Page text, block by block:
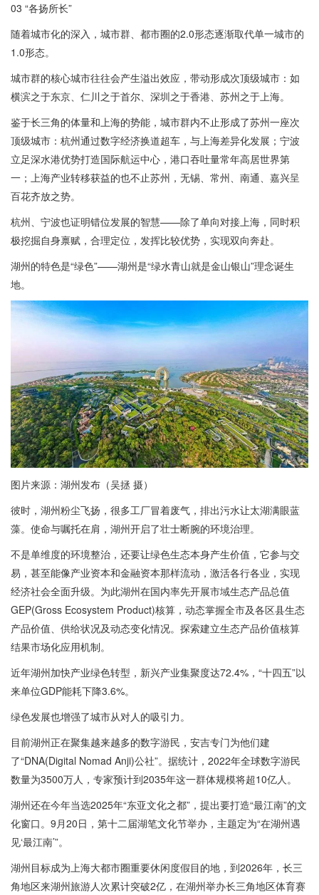
03 “各扬所长”
随着城市化的深入，城市群、都市圈的2.0形态逐渐取代单一城市的
1.0形态。
城市群的核心城市往往会产生溢出效应，带动形成次顶级城市：如
横滨之于东京、仁川之于首尔、深圳之于香港、苏州之于上海。
鉴于长三角的体量和上海的势能，城市群内不止形成了苏州一座次
顶级城市：杭州通过数字经济换道超车，与上海差异化发展；宁波
立足深水港优势打造国际航运中心，港口吞吐量常年高居世界第
一；上海产业转移获益的也不止苏州，无锡、常州、南通、嘉兴呈
百花齐放之势。
杭州、宁波也证明错位发展的智慧——除了单向对接上海，同时积
极挖掘自身禀赋，合理定位，发挥比较优势，实现双向奔赴。
湖州的特色是“绿色”——湖州是“绿水青山就是金山银山”理念诞生
地。
图片来源：湖州发布（吴拯 摄）
彼时，湖州粉尘飞扬，很多工厂冒着废气，排出污水让太湖满眼蓝
藻。使命与嘱托在肩，湖州开启了壮士断腕的环境治理。
不是单维度的环境整治，还要让绿色生态本身产生价值，它参与交
易，甚至能像产业资本和金融资本那样流动，激活各行各业，实现
经济社会全面升级。为此湖州在国内率先开展市域生态产品总值
GEP(Gross Ecosystem Product)核算，动态掌握全市及各区县生态
产品价值、供给状况及动态变化情况。探索建立生态产品价值核算
结果市场化应用机制。
近年湖州加快产业绿色转型，新兴产业集聚度达72.4%，“十四五”以
来单位GDP能耗下降3.6%。
绿色发展也增强了城市从对人的吸引力。
目前湖州正在聚集越来越多的数字游民，安吉专门为他们建
了“DNA(Digital Nomad Anji)公社”。据统计，2022年全球数字游民
数量为3500万人，专家预计到2035年这一群体规模将超10亿人。
湖州还在今年当选2025年“东亚文化之都”，提出要打造“最江南”的文
化窗口。9月20日，第十二届湖笔文化节举办，主题定为“在湖州遇
见‘最江南’”。
湖州目标成为上海大都市圈重要休闲度假目的地，到2026年，长三
角地区来湖州旅游人次累计突破2亿，在湖州举办长三角地区体育赛